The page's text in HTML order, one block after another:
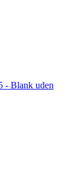
- Blank uden